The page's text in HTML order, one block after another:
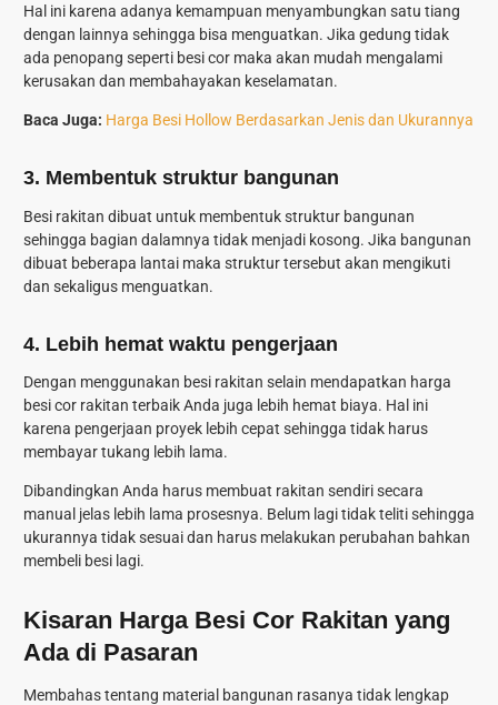
Hal ini karena adanya kemampuan menyambungkan satu tiang
dengan lainnya sehingga bisa menguatkan. Jika gedung tidak
ada penopang seperti besi cor maka akan mudah mengalami
kerusakan dan membahayakan keselamatan.
Baca Juga: Harga Besi Hollow Berdasarkan Jenis dan Ukurannya
3. Membentuk struktur bangunan
Besi rakitan dibuat untuk membentuk struktur bangunan
sehingga bagian dalamnya tidak menjadi kosong. Jika bangunan
dibuat beberapa lantai maka struktur tersebut akan mengikuti
dan sekaligus menguatkan.
4. Lebih hemat waktu pengerjaan
Dengan menggunakan besi rakitan selain mendapatkan harga
besi cor rakitan terbaik Anda juga lebih hemat biaya. Hal ini
karena pengerjaan proyek lebih cepat sehingga tidak harus
membayar tukang lebih lama.
Dibandingkan Anda harus membuat rakitan sendiri secara
manual jelas lebih lama prosesnya. Belum lagi tidak teliti sehingga
ukurannya tidak sesuai dan harus melakukan perubahan bahkan
membeli besi lagi.
Kisaran Harga Besi Cor Rakitan yang
Ada di Pasaran
Membahas tentang material bangunan rasanya tidak lengkap